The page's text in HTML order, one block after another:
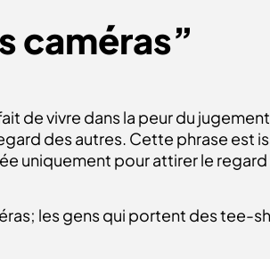
caméras”
de vivre dans la peur du jugement
des autres. Cette phrase est
uniquement pour attirer le
les gens qui portent des tee-